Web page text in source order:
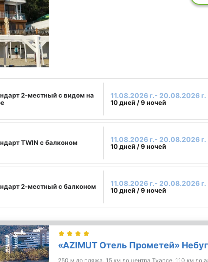
2-местный с видом на
11.08.2026 г.- 20.08.2026 г.
10 дней / 9 ночей
TWIN с балконом 11.08.2026 г.- 20.08.2026 г.
10 дней / 9 ночей
2-местный с балконом 11.08.2026 г.- 20.08.2026 г.
10 дней / 9 ночей
«AZIMUT Отель Прометей» Небуг
250 м до пляжа, 15 км до центра Туапсе, 110 км до